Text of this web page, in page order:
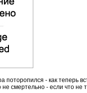
поторопился - как теперь
смертельно - если что не